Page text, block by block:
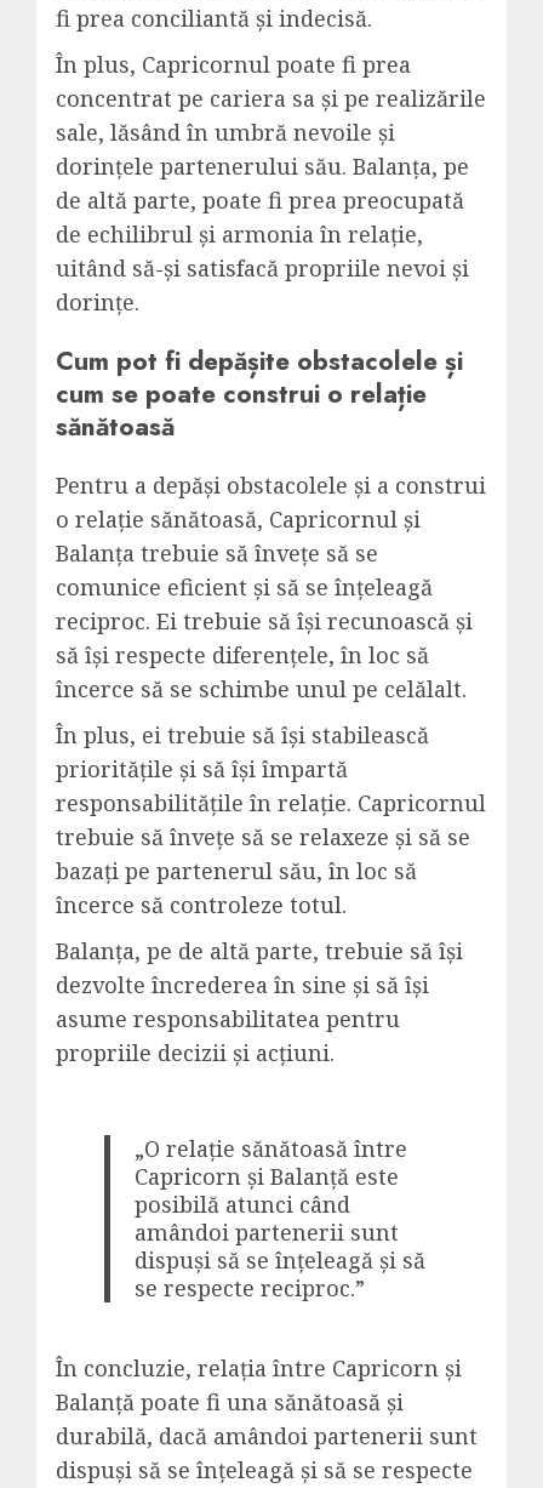
fi prea conciliantă și indecisă.
În plus, Capricornul poate fi prea
concentrat pe cariera sa și pe realizările
sale, lăsând în umbră nevoile și
dorințele partenerului său. Balanța, pe
de altă parte, poate fi prea preocupată
de echilibrul și armonia în relație,
uitând să-și satisfacă propriile nevoi și
dorințe.
Cum pot fi depășite obstacolele și
cum se poate construi o relație
sănătoasă
Pentru a depăși obstacolele și a construi
o relație sănătoasă, Capricornul și
Balanța trebuie să învețe să se
comunice eficient și să se înțeleagă
reciproc. Ei trebuie să își recunoască și
să își respecte diferențele, în loc să
încerce să se schimbe unul pe celălalt.
În plus, ei trebuie să își stabilească
prioritățile și să își împartă
responsabilitățile în relație. Capricornul
trebuie să învețe să se relaxeze și să se
bazați pe partenerul său, în loc să
încerce să controleze totul.
Balanța, pe de altă parte, trebuie să își
dezvolte încrederea în sine și să își
asume responsabilitatea pentru
propriile decizii și acțiuni.
„O relație sănătoasă între
Capricorn și Balanță este
posibilă atunci când
amândoi partenerii sunt
dispuși să se înțeleagă și să
se respecte reciproc.”
În concluzie, relația între Capricorn și
Balanță poate fi una sănătoasă și
durabilă, dacă amândoi partenerii sunt
dispuși să se înțeleagă și să se respecte